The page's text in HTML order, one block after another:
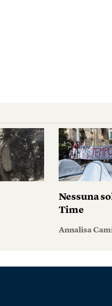
Nessuna
Time
Annalisa